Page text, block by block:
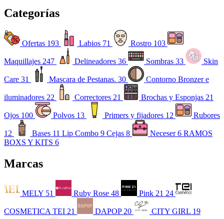
Categorías
Ofertas 193 Labios 71 Rostro 103
Maquillajes 247 Delineadores 36 Sombras 33 Skin
Care 31 Mascara de Pestanas. 30 Contorno Bronzer e
iluminadores 22 Correctores 21 Brochas y Esponjas 21
Ojos 100 Polvos 13 Primers y fijadores 12 Rubores
12 Bases 11 Lip Combo 9 Cejas 8 Neceser 6 RAMOS
BOXS Y KITS 6
Marcas
MELY 51 Ruby Rose 48 Pink 21 24
COSMETICA TEI 21 DAPOP 20 CITY GIRL 19